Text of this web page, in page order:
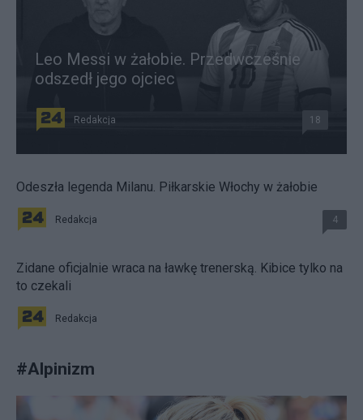
Leo Messi w żałobie. Przedwcześnie
odszedł jego ojciec
Redakcja 18
Odeszła legenda Milanu. Piłkarskie Włochy w żałobie
Redakcja 4
Zidane oficjalnie wraca na ławkę trenerską. Kibice tylko na
to czekali
Redakcja
#Alpinizm